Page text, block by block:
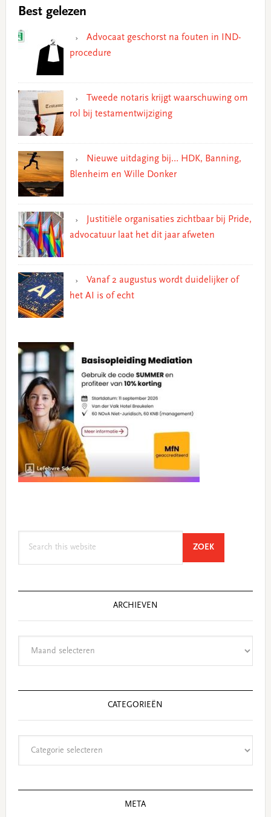
Best gelezen
Advocaat geschorst na fouten in IND-
procedure
Tweede notaris krijgt waarschuwing om
rol bij testamentwijziging
Nieuwe uitdaging bij… HDK, Banning,
Blenheim en Wille Donker
Justitiële organisaties zichtbaar bij Pride,
advocatuur laat het dit jaar afweten
Vanaf 2 augustus wordt duidelijker of
het AI is of echt
ZOEKSEARCH
ARCHIEVEN
CATEGORIEËN
META